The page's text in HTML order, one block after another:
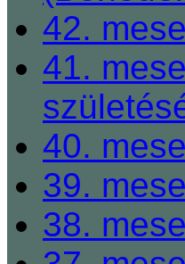
42.
41.
40.
39.
38.